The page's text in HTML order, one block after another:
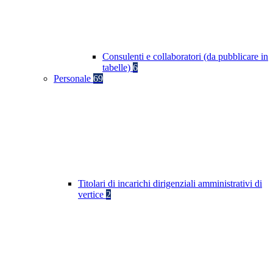
Consulenti e collaboratori (da pubblicare in
tabelle) 6
Personale 69
Titolari di incarichi dirigenziali amministrativi di
vertice 2